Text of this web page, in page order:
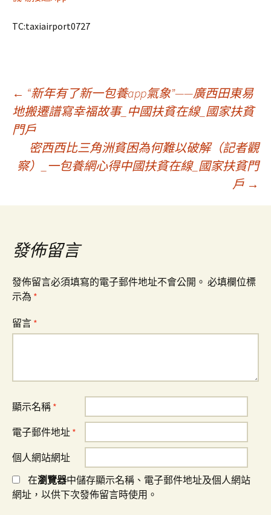
TC:taxiairport0727
文
章
導
覽
← “新年有了新一包養app氣象”——廣西田東易
地搬遷譜寫幸福故事_中國扶貧在線_國家扶貧
門戶
密西西比三角洲貧困為何難以破解（記者觀
察）_一包養網心得中國扶貧在線_國家扶貧門
戶 →
發佈留言
發佈留言必須填寫的電子郵件地址不會公開。 必填欄位標
示為 *
留言 *
顯示名稱 *
電子郵件地址 *
個人網站網址
在瀏覽器中儲存顯示名稱、電子郵件地址及個人網站
網址，以供下次發佈留言時使用。